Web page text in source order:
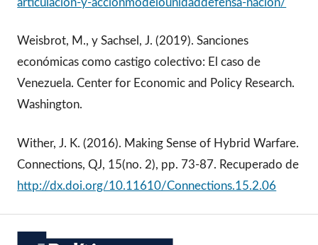
articulacion-y-accionmodelounidaddefensa-nacion/
Weisbrot, M., y Sachsel, J. (2019). Sanciones
económicas como castigo colectivo: El caso de
Venezuela. Center for Economic and Policy Research.
Washington.
Wither, J. K. (2016). Making Sense of Hybrid Warfare.
Connections, QJ, 15(no. 2), pp. 73-87. Recuperado de
http://dx.doi.org/10.11610/Connections.15.2.06